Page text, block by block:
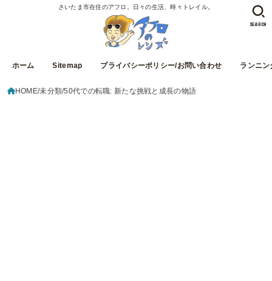
さいたま市在住のアフロ。日々の生活、時々トレイル。
ホーム Sitemap プライバシーポリシー/お問い合わせ ランニン
SEARCH
HOME 未分類 50代での転職: 新たな挑戦と成長の物語